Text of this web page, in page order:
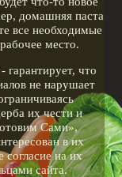
домашняя паста
все необходимые
место.
гарантирует, что
не нарушает
их чести и
Сами»,
в их
согласие на их
сайта.